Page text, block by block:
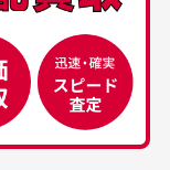
代男性
中古ウェア
お店です
払っておりま
の強度低下が